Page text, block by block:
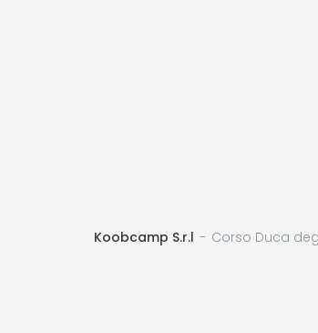
Koobcamp S.r.l Corso Duca